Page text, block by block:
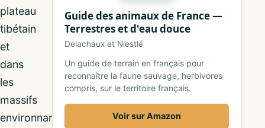
plateau
tibétain
et
dans
les
massifs
environnants.
Guide des animaux de France —
Terrestres et d'eau douce
Delachaux et Niestlé
Un guide de terrain en français pour
reconnaître la faune sauvage, herbivores
compris, sur le territoire français.
Voir sur Amazon